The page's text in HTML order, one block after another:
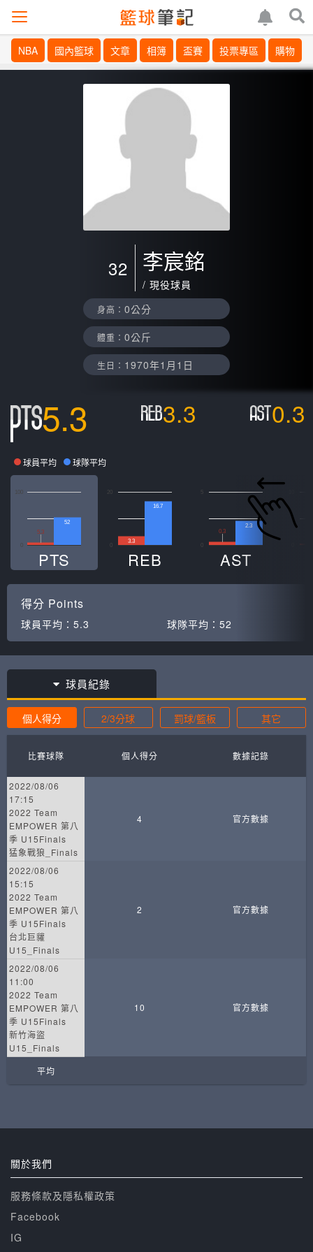
NBA 國內籃球 文章 相簿 盃賽 投票專區 購物
32 李宸銘
/ 現役球員
身高： 0公分
體重： 0公斤
生日： 1970年1月1日
5.3 3.3 0.3
球員平均 球隊平均
5.3
52
PTS
20
3.3
16.7
REB
5
0.3
2.3
AST
得分 Points
球員平均： 5.3 球隊平均： 52
球員紀錄
個人得分 2/3分球 罰球/籃板 其它
比賽球隊 個人得分 數據記錄
2022/08/06
17:15
2022 Team
EMPOWER 第八
季 U15Finals
猛象戰狼_Finals
4 官方數據
2022/08/06
15:15
2022 Team
EMPOWER 第八
季 U15Finals
台北巨貛
U15_Finals
2 官方數據
2022/08/06
11:00
2022 Team
EMPOWER 第八
季 U15Finals
新竹海盜
U15_Finals
10 官方數據
平均
關於我們
服務條款及隱私權政策
Facebook
IG